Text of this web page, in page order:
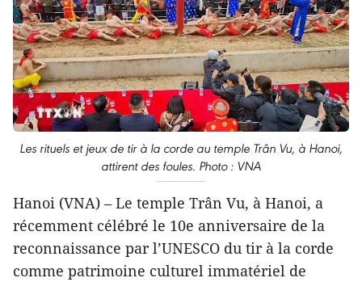
Les rituels et jeux de tir à la corde au temple Trân Vu, à Hanoi,
attirent des foules. Photo : VNA
Hanoi (VNA) – Le temple Trân Vu, à Hanoi, a
récemment célébré le 10e anniversaire de la
reconnaissance par l’UNESCO du tir à la corde
comme patrimoine culturel immatériel de